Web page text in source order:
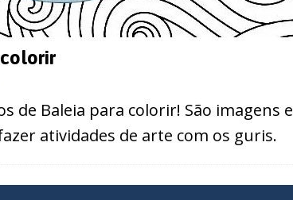
de Baleia para colorir! São imagens e
atividades de arte com os guris.